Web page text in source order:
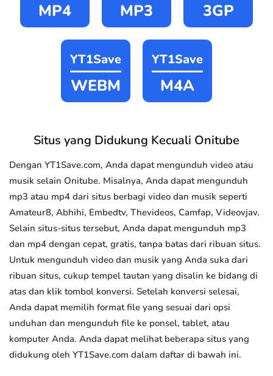
MP4 MP3 3GP
YT1Save
WEBM
YT1Save
M4A
Situs yang Didukung Kecuali Onitube
Dengan YT1Save.com, Anda dapat mengunduh video atau
musik selain Onitube. Misalnya, Anda dapat mengunduh
mp3 atau mp4 dari situs berbagi video dan musik seperti
Amateur8, Abhihi, Embedtv, Thevideos, Camfap, Videovjav.
Selain situs-situs tersebut, Anda dapat mengunduh mp3
dan mp4 dengan cepat, gratis, tanpa batas dari ribuan situs.
Untuk mengunduh video dan musik yang Anda suka dari
ribuan situs, cukup tempel tautan yang disalin ke bidang di
atas dan klik tombol konversi. Setelah konversi selesai,
Anda dapat memilih format file yang sesuai dari opsi
unduhan dan mengunduh file ke ponsel, tablet, atau
komputer Anda. Anda dapat melihat beberapa situs yang
didukung oleh YT1Save.com dalam daftar di bawah ini.